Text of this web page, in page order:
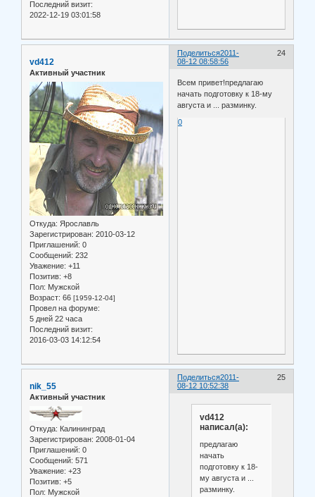
Последний визит:
2022-12-19 03:01:58
Поделиться 24
2011-
08-12 08:58:56
vd412
Активный участник
Откуда: Ярославль
Зарегистрирован: 2010-03-12
Приглашений: 0
Сообщений: 232
Уважение: +11
Позитив: +8
Пол: Мужской
Возраст: 66 [1959-12-04]
Провел на форуме:
5 дней 22 часа
Последний визит:
2016-03-03 14:12:54
Всем привет!предлагаю
начать подготовку к 18-му
августа и ... разминку.
0
Поделиться 25
2011-
08-12 10:52:38
nik_55
Активный участник
Откуда: Калининград
Зарегистрирован: 2008-01-04
Приглашений: 0
Сообщений: 571
Уважение: +23
Позитив: +5
Пол: Мужской
vd412
написал(а):
предлагаю
начать
подготовку к 18-
му августа и ...
разминку.